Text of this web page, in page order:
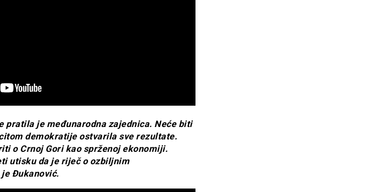
pratila je međunarodna zajednica. Neće biti
demokratije ostvarila sve rezultate.
o Crnoj Gori kao sprženoj ekonomiji.
utisku da je riječ o ozbiljnim
je Đukanović.